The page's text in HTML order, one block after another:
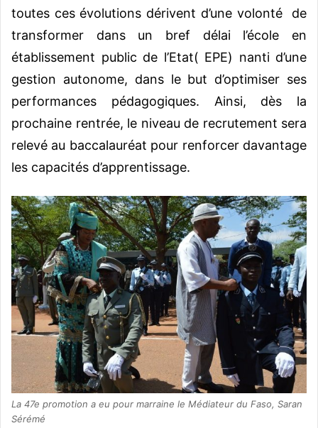
toutes ces évolutions dérivent d’une volonté de
transformer dans un bref délai l’école en
établissement public de l’Etat( EPE) nanti d’une
gestion autonome, dans le but d’optimiser ses
performances pédagogiques. Ainsi, dès la
prochaine rentrée, le niveau de recrutement sera
relevé au baccalauréat pour renforcer davantage
les capacités d’apprentissage.
La 47e promotion a eu pour marraine le Médiateur du Faso, Saran
Sérémé